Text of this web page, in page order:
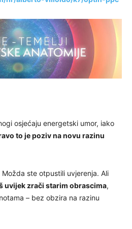
osjećaju energetski umor, iako
to je poziv na novu razinu
ste otpustili uvjerenja. Ali
uvijek zrači starim obrascima,
– bez obzira na razinu